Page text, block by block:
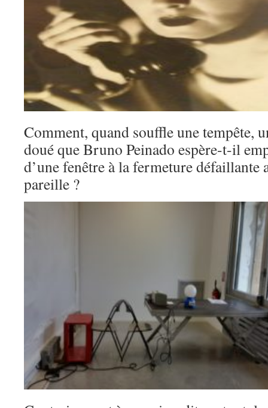
Comment, quand souffle une tempête,
doué que Bruno Peinado espère-t-il
d’une fenêtre à la fermeture défaillante
pareille ?